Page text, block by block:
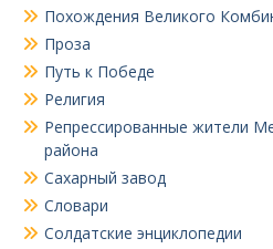
Похождения Великого
Проза
Путь к Победе
Религия
Репрессированные жители
района
Сахарный завод
Словари
Солдатские энциклопедии